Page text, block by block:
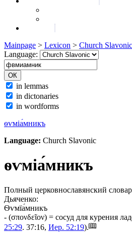
Mainpage > Lexicon > Church Slavonic
Language:
in lemmas
in dictonaries
in wordforms
ѳѵміа́мникъ
Language: Church Slavonic
ѳѵміа́мникъ
Полный церковнославянский
Дьяченко:
Ѳѵмїа́мникъ
- (σπονδεῖον) = сосуд для курения
25:29. 37:16, Иер. 52:19).